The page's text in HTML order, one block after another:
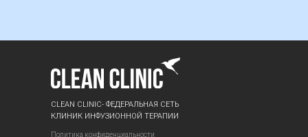
CLEAN CLINIC- ФЕДЕРАЛЬНАЯ СЕТЬ
КЛИНИК ИНФУЗИОННОЙ ТЕРАПИИ
Политика конфиденциальности